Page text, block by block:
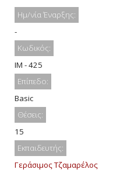
Ημ/νία Έναρξης:
-
Κωδικός:
IM - 425
Επίπεδο:
Basic
Θέσεις:
15
Εκπαιδευτής:
Γεράσιμος Τζαμαρέλος